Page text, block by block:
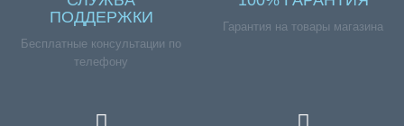
ПОДДЕРЖКИ
Бесплатные консультации по
телефону
Гарантия на товары магазина